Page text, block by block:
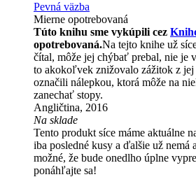
Pevná väzba
Mierne opotrebovaná
Túto knihu sme vykúpili cez
opotrebovaná.Na tejto knihe už
čítal, môže jej chýbať prebal, nie je
to akokoľvek znižovalo zážitok z jej
označili nálepkou, ktorá môže na
zanechať stopy.
Angličtina, 2016
Na sklade
Tento produkt síce máme aktuálne
iba posledné kusy a ďalšie už nemá
možné, že bude onedlho úplne
ponáhľajte sa!